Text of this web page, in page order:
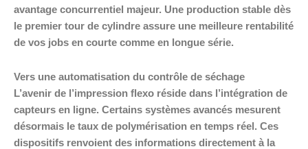
avantage concurrentiel majeur. Une production stable dès
le premier tour de cylindre assure une meilleure rentabilité
de vos jobs en courte comme en longue série.
Vers une automatisation du contrôle de séchage
L’avenir de l’impression flexo réside dans l’intégration de
capteurs en ligne. Certains systèmes avancés mesurent
désormais le taux de polymérisation en temps réel. Ces
dispositifs renvoient des informations directement à la